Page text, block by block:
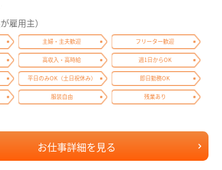
雇用主）
主婦・主夫歓迎 フリーター歓迎
高収入・高時給 週1日からOK
平日のみOK（土日祝休み） 即日勤務OK
服装自由 残業あり
お仕事詳細を見る